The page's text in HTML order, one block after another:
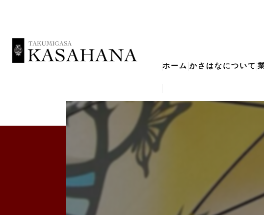
ホーム かさはなについて